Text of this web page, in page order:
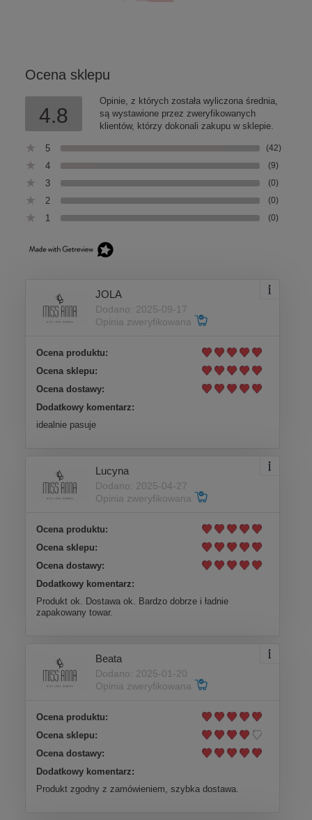
Ocena sklepu
4.8
Opinie, z których została wyliczona średnia,
są wystawione przez zweryfikowanych
klientów, którzy dokonali zakupu w sklepie.
5 (42)
4 (9)
3 (0)
2 (0)
1 (0)
JOLA
Dodano: 2025-09-17
Opinia zweryfikowana
Ocena produktu:
Ocena sklepu:
Ocena dostawy:
Dodatkowy komentarz:
idealnie pasuje
Lucyna
Dodano: 2025-04-27
Opinia zweryfikowana
Ocena produktu:
Ocena sklepu:
Ocena dostawy:
Dodatkowy komentarz:
Produkt ok. Dostawa ok. Bardzo dobrze i ładnie
zapakowany towar.
Beata
Dodano: 2025-01-20
Opinia zweryfikowana
Ocena produktu:
Ocena sklepu:
Ocena dostawy:
Dodatkowy komentarz:
Produkt zgodny z zamówieniem, szybka dostawa.